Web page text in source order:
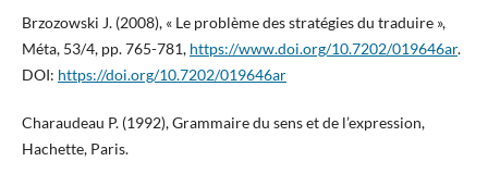
Brzozowski J. (2008), « Le problème des stratégies du traduire »,
Méta, 53/4, pp. 765-781, https://www.doi.org/10.7202/019646ar.
DOI: https://doi.org/10.7202/019646ar
Charaudeau P. (1992), Grammaire du sens et de l’expression,
Hachette, Paris.